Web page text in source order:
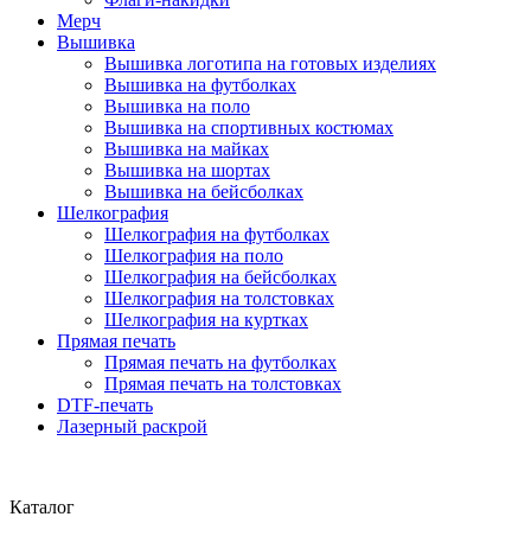
Мерч
Вышивка
Вышивка логотипа на готовых изделиях
Вышивка на футболках
Вышивка на поло
Вышивка на спортивных костюмах
Вышивка на майках
Вышивка на шортах
Вышивка на бейсболках
Шелкография
Шелкография на футболках
Шелкография на поло
Шелкография на бейсболках
Шелкография на толстовках
Шелкография на куртках
Прямая печать
Прямая печать на футболках
Прямая печать на толстовках
DTF-печать
Лазерный раскрой
Каталог